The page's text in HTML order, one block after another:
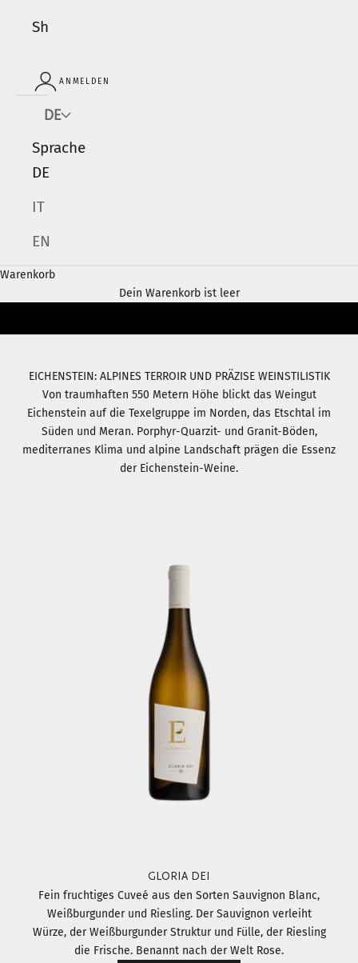
Shop
ANMELDEN
DE
Sprache
DE
IT
EN
Warenkorb
Dein Warenkorb ist leer
EICHENSTEIN: ALPINES TERROIR UND PRÄZISE WEINSTILISTIK
Von traumhaften 550 Metern Höhe blickt das Weingut
Eichenstein auf die Texelgruppe im Norden, das Etschtal im
Süden und Meran. Porphyr-Quarzit- und Granit-Böden,
mediterranes Klima und alpine Landschaft prägen die Essenz
der Eichenstein-Weine.
GLORIA DEI
Fein fruchtiges Cuveé aus den Sorten Sauvignon Blanc,
Weißburgunder und Riesling. Der Sauvignon verleiht
Würze, der Weißburgunder Struktur und Fülle, der Riesling
die Frische. Benannt nach der Welt Rose.